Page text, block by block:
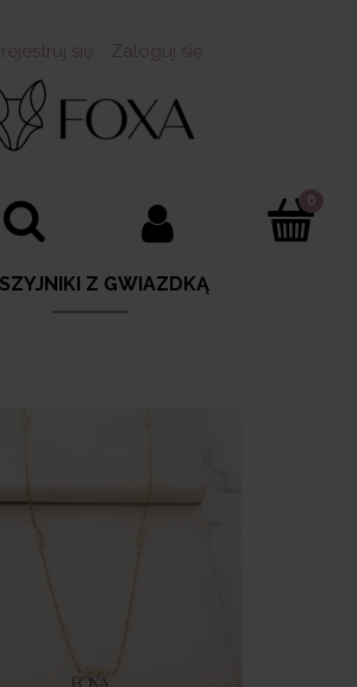
się Zaloguj się
Z GWIAZDKĄ